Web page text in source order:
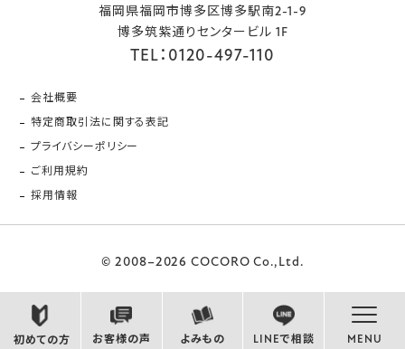
初めての方 お客様の声 よみもの LINEで相談 MENU
福岡県福岡市博多区博多駅南2-1-9
博多筑紫通りセンタービル 1F
TEL：0120-497-110
会社概要
特定商取引法に関する表記
プライバシーポリシー
ご利用規約
採用情報
© 2008–2026 COCORO Co.,Ltd.